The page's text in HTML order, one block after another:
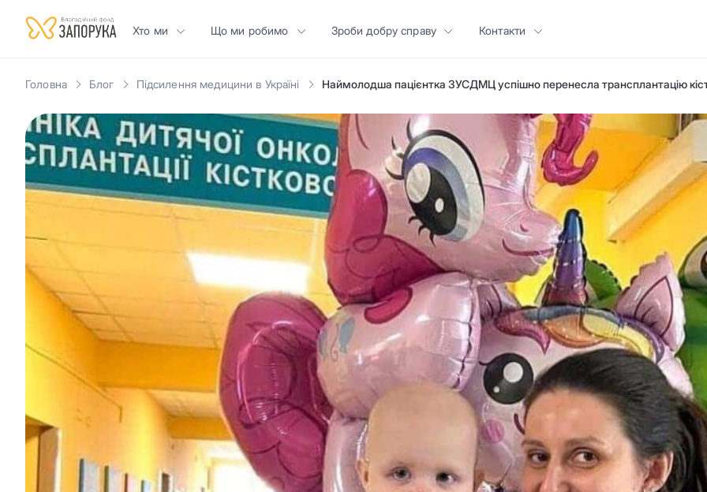
Хто ми Що ми робимо Зроби добру справу Контакти
Головна Блог Підсилення медицини в Україні Наймолодша пацієнтка ЗУСДМЦ успішно перенесла трансплантацію